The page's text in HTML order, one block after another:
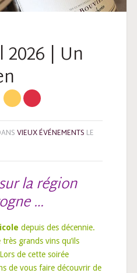
| Un
VIEUX ÉVÉNEMENTS LE
la région
…
depuis des décennie.
grands vins qu’ils
de cette soirée
de vous faire découvrir de